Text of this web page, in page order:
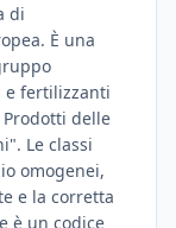
di
È una
e fertilizzanti
delle
Le classi
omogenei,
e la corretta
è un codice